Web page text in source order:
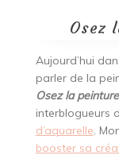
Osez
Aujourd’hui
parler de la
Osez la
interblogueurs
d’aquarelle.
booster sa